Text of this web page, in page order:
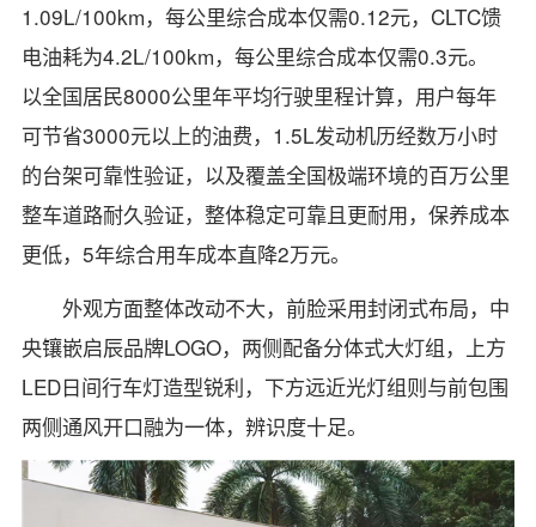
1.09L/100km，每公里综合成本仅需0.12元，CLTC馈
电油耗为4.2L/100km，每公里综合成本仅需0.3元。
以全国居民8000公里年平均行驶里程计算，用户每年
可节省3000元以上的油费，1.5L发动机历经数万小时
的台架可靠性验证，以及覆盖全国极端环境的百万公里
整车道路耐久验证，整体稳定可靠且更耐用，保养成本
更低，5年综合用车成本直降2万元。
外观方面整体改动不大，前脸采用封闭式布局，中
央镶嵌启辰品牌LOGO，两侧配备分体式大灯组，上方
LED日间行车灯造型锐利，下方远近光灯组则与前包围
两侧通风开口融为一体，辨识度十足。